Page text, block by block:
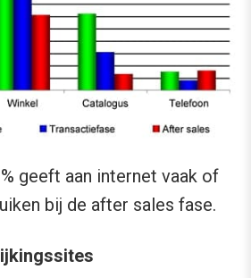
geeft aan internet vaak of
bij de after sales fase.